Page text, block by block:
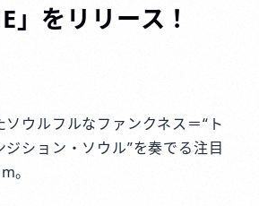
」をリリース！
ソウルフルなファンクネス＝“ト
ション・ソウル”を奏でる注目
。